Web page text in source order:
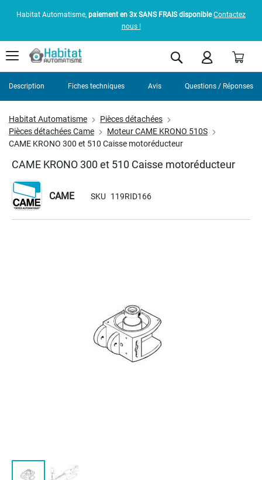
Habitat Automatisme, paiement en 3x SANS FRAIS disponible Contactez
nous !
Rechercher
Habitat Automatisme
Pièces détachées
Pièces détachées Came
Moteur CAME KRONO 510S
CAME KRONO 300 et 510 Caisse motoréducteur
CAME KRONO 300 et 510 Caisse motoréducteur
CAME SKU 119RID166
Description Fiches techniques Avis Questions / Réponses